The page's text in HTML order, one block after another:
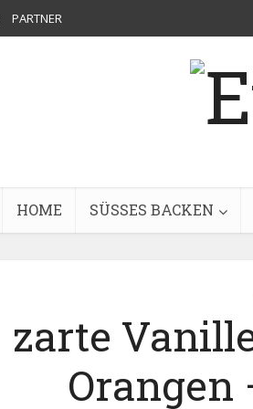
PARTNER
HOME SÜSSES BACKEN
zarte